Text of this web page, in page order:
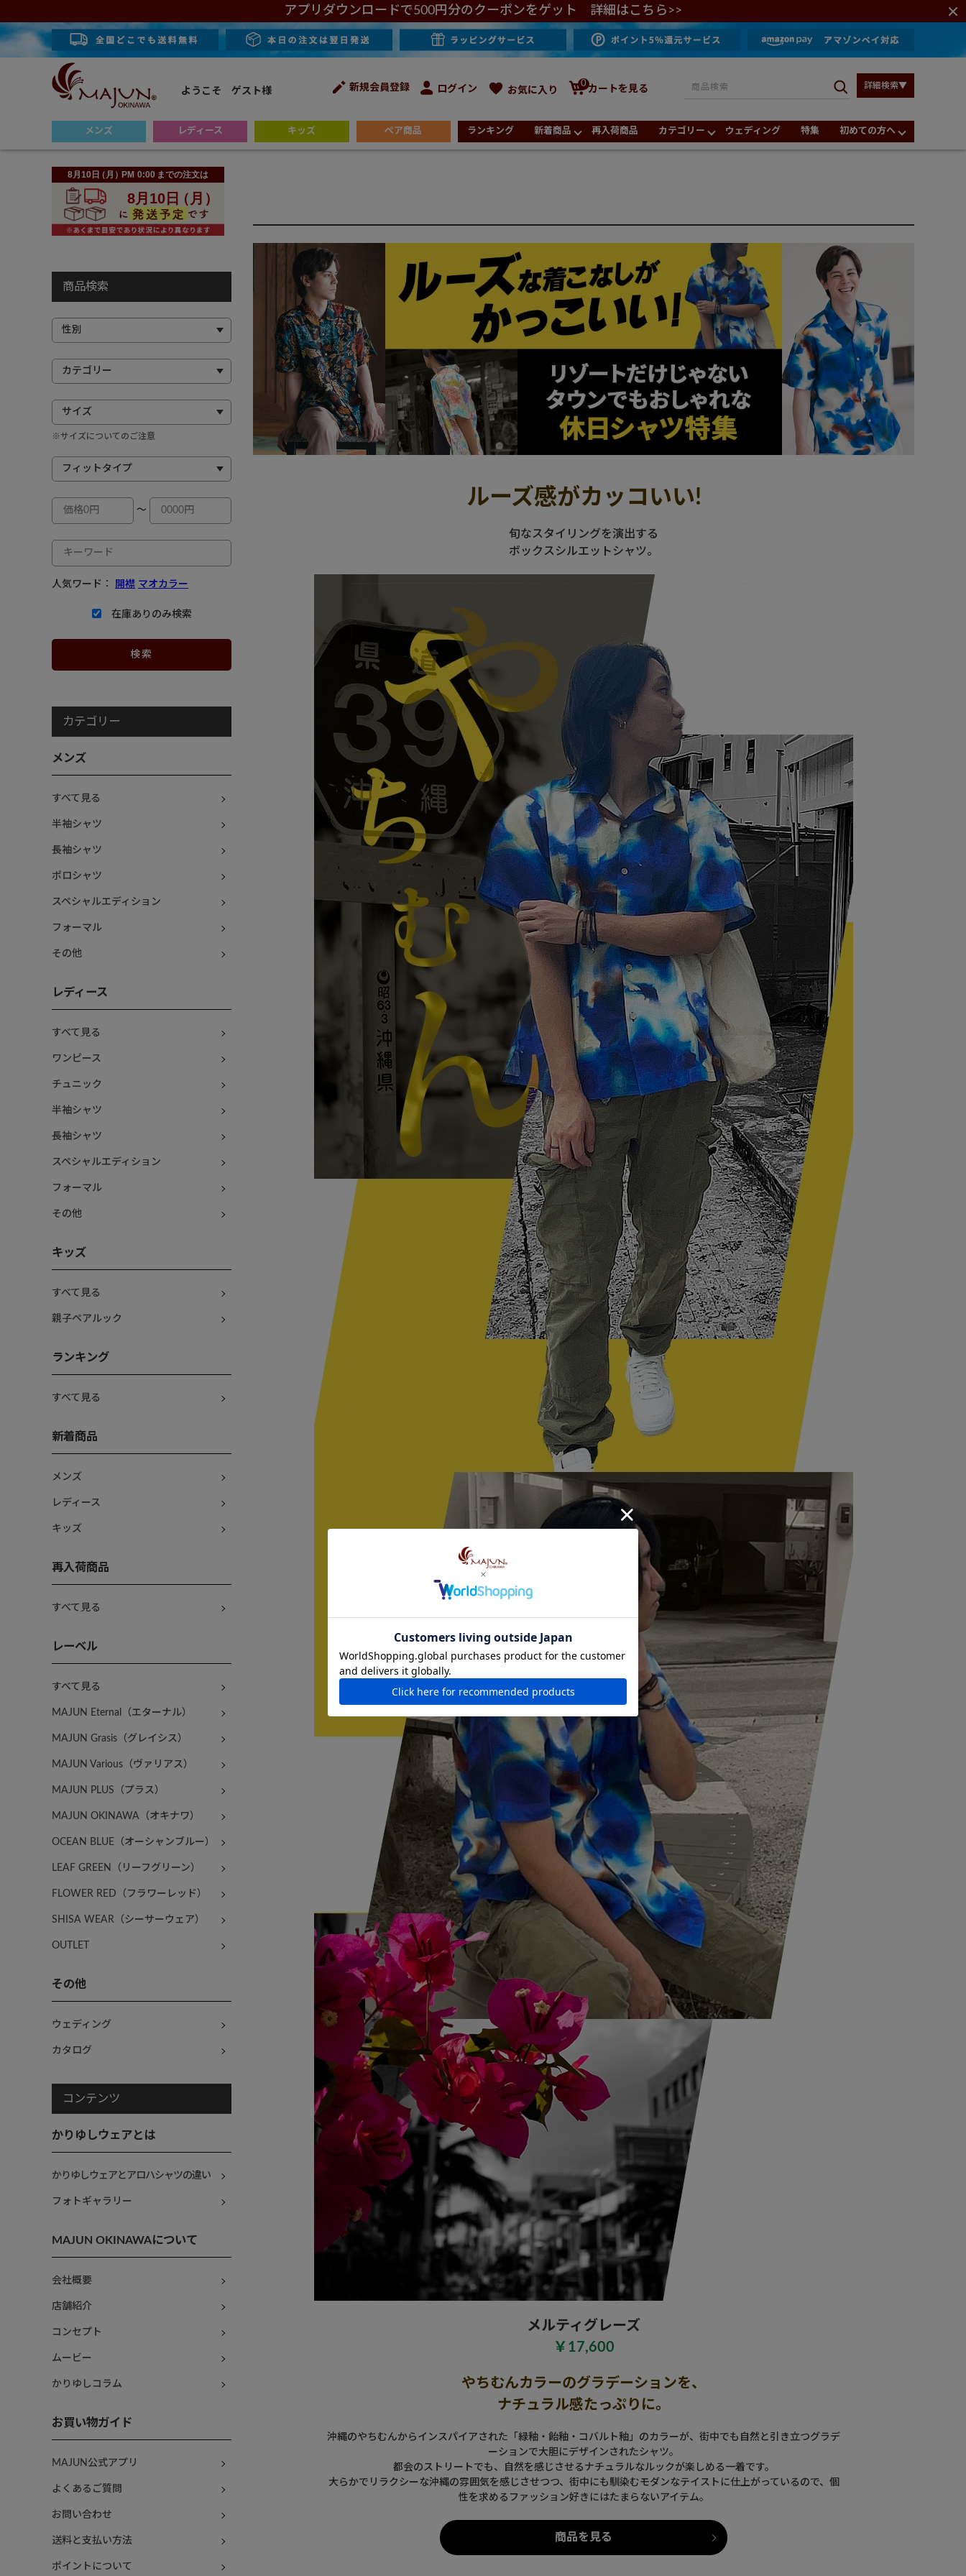
アプリダウンロードで500円分のクーポンをゲット 詳細はこちら>>
ようこそ ゲスト様 新規会員登録 ログイン お気に入り
0
カートを見る 詳細検索▼
メンズ レディース キッズ ペア商品 ランキング 新着商品 再入荷商品 カテゴリー ウェディング 特集 初めての方へ
商品検索
※サイズについてのご注意
～
人気ワード： 開襟 マオカラー
在庫ありのみ検索
カテゴリー
メンズ
すべて見る
半袖シャツ
長袖シャツ
ポロシャツ
スペシャルエディション
フォーマル
その他
レディース
すべて見る
ワンピース
チュニック
半袖シャツ
長袖シャツ
スペシャルエディション
フォーマル
その他
キッズ
すべて見る
親子ペアルック
ランキング
すべて見る
新着商品
メンズ
レディース
キッズ
再入荷商品
すべて見る
レーベル
すべて見る
MAJUN Eternal（エターナル）
MAJUN Grasis（グレイシス）
MAJUN Various（ヴァリアス）
MAJUN PLUS（プラス）
MAJUN OKINAWA（オキナワ）
OCEAN BLUE（オーシャンブルー）
LEAF GREEN（リーフグリーン）
FLOWER RED（フラワーレッド）
SHISA WEAR（シーサーウェア）
OUTLET
その他
ウェディング
カタログ
コンテンツ
かりゆしウェアとは
かりゆしウェアとアロハシャツの違い
フォトギャラリー
MAJUN OKINAWAについて
会社概要
店舗紹介
コンセプト
ムービー
かりゆしコラム
お買い物ガイド
MAJUN公式アプリ
よくあるご質問
お問い合わせ
送料と支払い方法
ポイントについて
ルーズ感がカッコいい!
旬なスタイリングを演出する
ボックスシルエットシャツ。
メルティグレーズ
￥17,600
やちむんカラーのグラデーションを、
ナチュラル感たっぷりに。
沖縄のやちむんからインスパイアされた「緑釉・飴釉・コバルト釉」のカラーが、街中でも自然と引き立つグラデ
ーションで大胆にデザインされたシャツ。
都会のストリートでも、自然を感じさせるナチュラルなルックが楽しめる一着です。
大らかでリラクシーな沖縄の雰囲気を感じさせつつ、街中にも馴染むモダンなテイストに仕上がっているので、個
性を求めるファッション好きにはたまらないアイテム。
商品を見る